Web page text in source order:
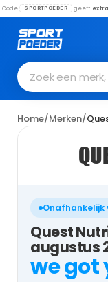
Code SPORTPOEDER geeft
Zoek een
Home/Merken/
Onafhankelijk
Quest
augustus
we got